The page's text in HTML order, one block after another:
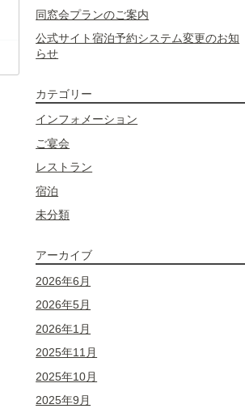
同窓会プランのご案内
公式サイト宿泊予約システム変更のお知
らせ
カテゴリー
インフォメーション
ご宴会
レストラン
宿泊
未分類
アーカイブ
2026年6月
2026年5月
2026年1月
2025年11月
2025年10月
2025年9月